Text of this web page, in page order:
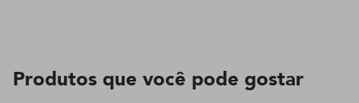
Produtos que você pode gostar